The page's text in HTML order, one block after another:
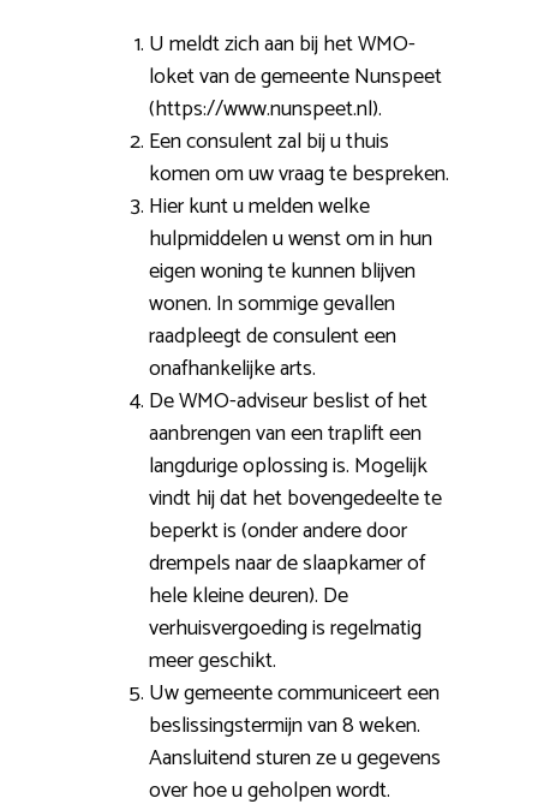
U meldt zich aan bij het WMO-
loket van de gemeente Nunspeet
(https://www.nunspeet.nl).
Een consulent zal bij u thuis
komen om uw vraag te bespreken.
Hier kunt u melden welke
hulpmiddelen u wenst om in hun
eigen woning te kunnen blijven
wonen. In sommige gevallen
raadpleegt de consulent een
onafhankelijke arts.
De WMO-adviseur beslist of het
aanbrengen van een traplift een
langdurige oplossing is. Mogelijk
vindt hij dat het bovengedeelte te
beperkt is (onder andere door
drempels naar de slaapkamer of
hele kleine deuren). De
verhuisvergoeding is regelmatig
meer geschikt.
Uw gemeente communiceert een
beslissingstermijn van 8 weken.
Aansluitend sturen ze u gegevens
over hoe u geholpen wordt.